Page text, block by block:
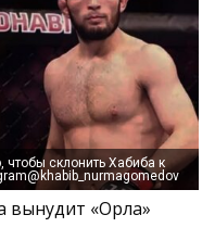
склонить Хабиба к
вынудит «Орла»